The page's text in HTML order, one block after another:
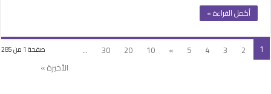
أكمل القراءة »
صفحة 1 من 285 1
2
3
4
5
»
10
20
30
...
الأخيرة »